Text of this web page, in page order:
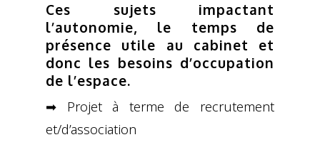
Ces sujets impactant
l’autonomie, le temps de
présence utile au cabinet et
donc les besoins d’occupation
de l’espace.
➡ Projet à terme de recrutement
et/d’association